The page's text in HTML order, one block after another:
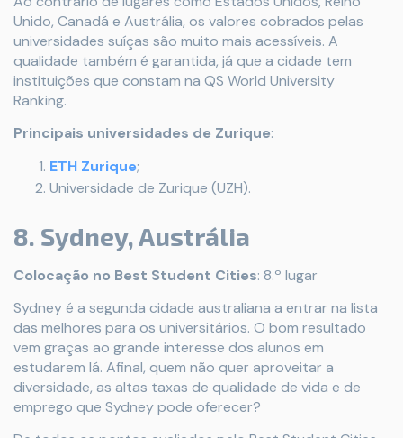
Unido, Canadá e Austrália, os valores cobrados pelas
universidades suíças são muito mais acessíveis. A
qualidade também é garantida, já que a cidade tem
instituições que constam na QS World University
Ranking.
Principais universidades de Zurique:
ETH Zurique;
Universidade de Zurique (UZH).
8. Sydney, Austrália
Colocação no Best Student Cities: 8.º lugar
Sydney é a segunda cidade australiana a entrar na lista
das melhores para os universitários. O bom resultado
vem graças ao grande interesse dos alunos em
estudarem lá. Afinal, quem não quer aproveitar a
diversidade, as altas taxas de qualidade de vida e de
emprego que Sydney pode oferecer?